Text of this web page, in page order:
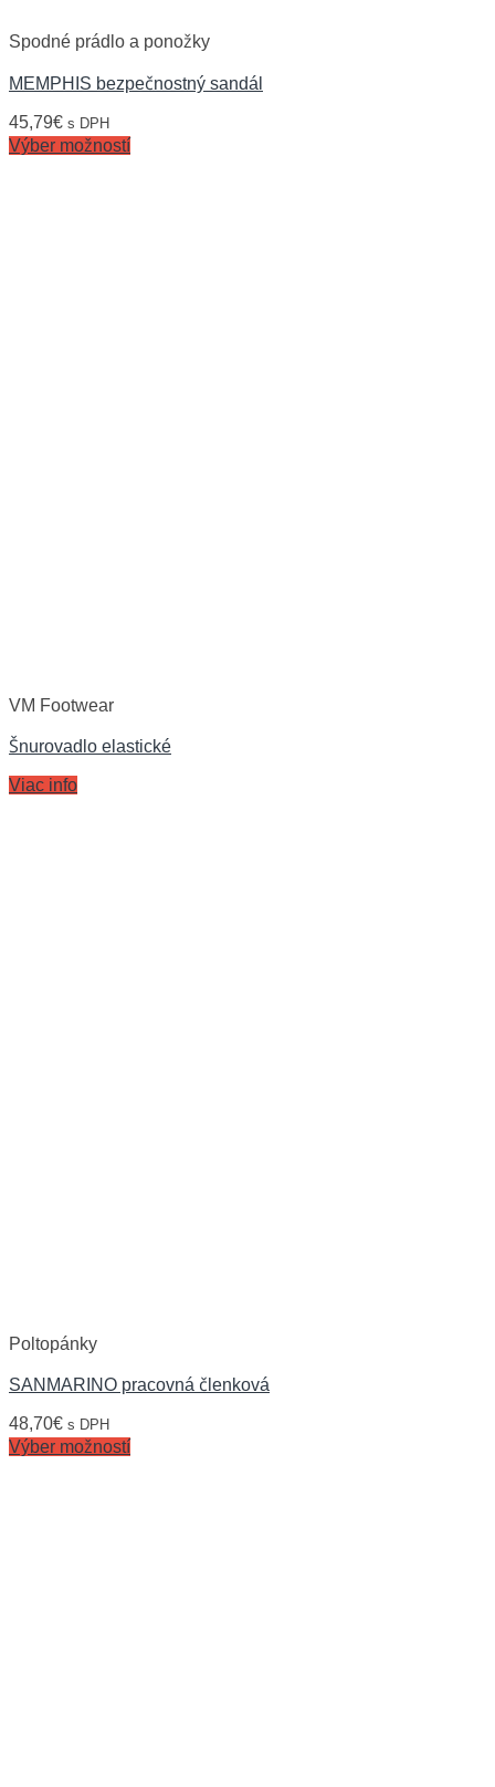
Spodné prádlo a ponožky
MEMPHIS bezpečnostný sandál
45,79€ s DPH
Výber možností
VM Footwear
Šnurovadlo elastické
Viac info
Poltopánky
SANMARINO pracovná členková
48,70€ s DPH
Výber možností